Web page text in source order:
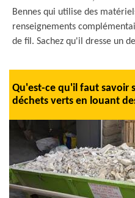
Bennes qui utilise des
renseignements
de fil. Sachez qu'il dresse un
Qu'est-ce qu'il faut savoir
déchets verts en louant